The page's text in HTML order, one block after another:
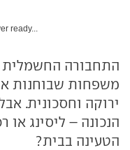
ready...
התחבורה החשמלית
משפחות שבוחנות
ירוקה וחסכונית.
הנכונה – ליסינג
הטעינה בבית?